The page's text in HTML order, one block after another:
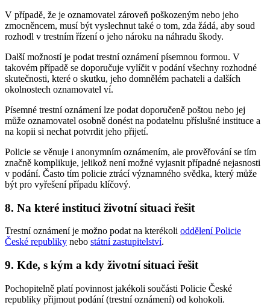
V případě, že je oznamovatel zároveň poškozeným nebo jeho
zmocněncem, musí být vyslechnut také o tom, zda žádá, aby soud
rozhodl v trestním řízení o jeho nároku na náhradu škody.
Další možností je podat trestní oznámení písemnou formou. V
takovém případě se doporučuje vylíčit v podání všechny rozhodné
skutečnosti, které o skutku, jeho domnělém pachateli a dalších
okolnostech oznamovatel ví.
Písemné trestní oznámení lze podat doporučeně poštou nebo jej
může oznamovatel osobně donést na podatelnu příslušné instituce a
na kopii si nechat potvrdit jeho přijetí.
Policie se věnuje i anonymním oznámením, ale prověřování se tím
značně komplikuje, jelikož není možné vyjasnit případné nejasnosti
v podání. Často tím policie ztrácí významného svědka, který může
být pro vyřešení případu klíčový.
8. Na které instituci životní situaci řešit
Trestní oznámení je možno podat na kterékoli oddělení Policie
České republiky nebo státní zastupitelství.
9. Kde, s kým a kdy životní situaci řešit
Pochopitelně platí povinnost jakékoli součásti Policie České
republiky přijmout podání (trestní oznámení) od kohokoli.